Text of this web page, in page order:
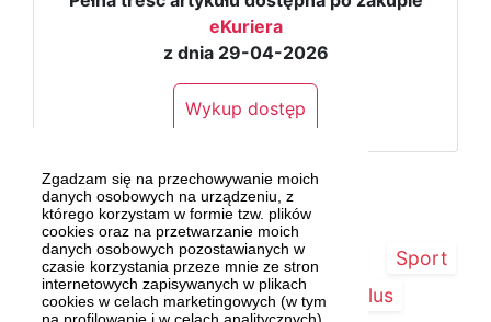
Zgadzam się na przechowywanie moich
danych osobowych na urządzeniu, z
którego korzystam w formie tzw. plików
cookies oraz na przetwarzanie moich
danych osobowych pozostawianych w
czasie korzystania przeze mnie ze stron
internetowych zapisywanych w plikach
cookies w celach marketingowych (w tym
eKuriera
z dnia 29-04-2026
Wykup dostęp
Strona główna Szczecin/Region
Sport
Kultura
Kurier Plus